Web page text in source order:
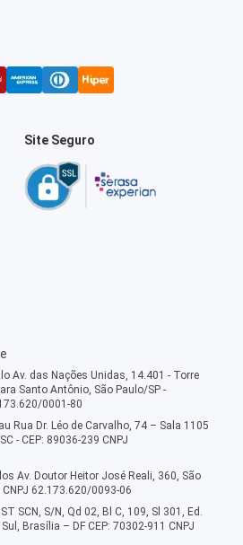
Site Seguro
Av. das Nações Unidas, 14.401 - Torre
Santo Antônio, São Paulo/SP -
0001-80
Rua Dr. Léo de Carvalho, 74 – Sala 1105
- CEP: 89036-239 CNPJ
Av. Doutor Heitor José Reali, 360, São
62.173.620/0093-06
SCN, S/N, Qd 02, Bl C, 109, Sl 301, Ed.
Brasília – DF CEP: 70302-911 CNPJ